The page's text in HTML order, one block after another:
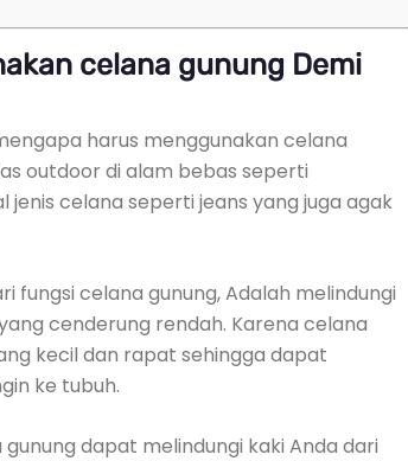
celana gunung Demi
harus menggunakan celana
outdoor di alam bebas seperti
jenis celana seperti jeans yang juga agak
fungsi celana gunung, Adalah melindungi
cenderung rendah. Karena celana
kecil dan rapat sehingga dapat
ke tubuh.
dapat melindungi kaki Anda dari